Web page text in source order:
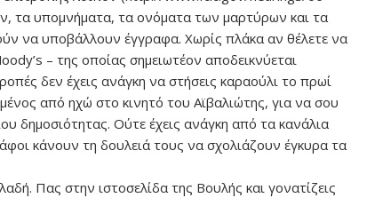
τα υπομνήματα, τα ονόματα των μαρτύρων και τα
να υποβάλλουν έγγραφα. Χωρίς πλάκα αν θέλετε να
– της οποίας σημειωτέον αποδεικνύεται
δεν έχεις ανάγκη να στήσεις καραούλι το πρωί
από ηχώ στο κινητό του Αϊβαλιώτης, για να σου
δημοσιότητας. Ούτε έχεις ανάγκη από τα κανάλια
κάνουν τη δουλειά τους να σχολιάζουν έγκυρα τα
Πας στην ιστοσελίδα της Βουλής και γονατίζεις